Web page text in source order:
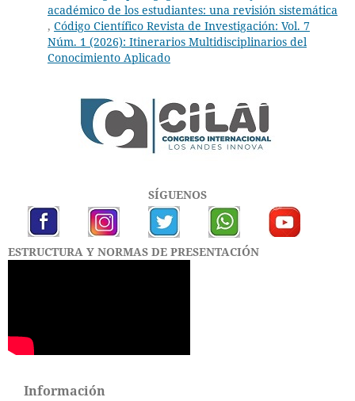
académico de los estudiantes: una revisión sistemática
, Código Científico Revista de Investigación: Vol. 7
Núm. 1 (2026): Itinerarios Multidisciplinarios del
Conocimiento Aplicado
SÍGUENOS
ESTRUCTURA Y NORMAS DE PRESENTACIÓN
Información